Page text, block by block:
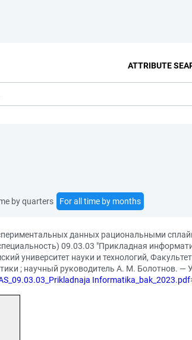
ATTRIBUTE
by quarters For all time by months
данных рациональными
09.03.03 "Прикладная
университет науки и технологий,
; научный руководитель А. М. Болотнов. —
Informatika_bak_2023.pdf